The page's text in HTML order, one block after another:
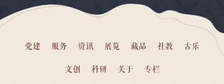
党建 服务 资讯 展览 藏品 社教 古乐
文创 科研 关于 专栏